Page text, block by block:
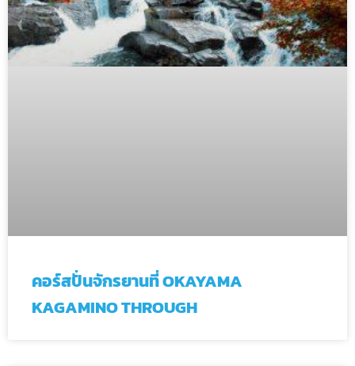
คอร์สปั่นจักรยานที่ OKAYAMA
KAGAMINO THROUGH